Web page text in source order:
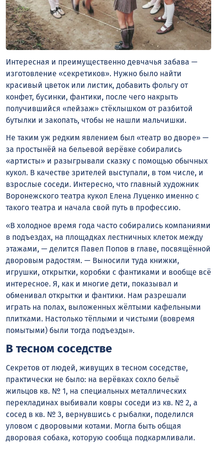
Интересная и преимущественно девчачья забава —
изготовление «секретиков». Нужно было найти
красивый цветок или листик, добавить фольгу от
конфет, бусинки, фантики, после чего накрыть
получившийся «пейзаж» стёклышком от разбитой
бутылки и закопать, чтобы не нашли мальчишки.
Не таким уж редким явлением был «театр во дворе» —
за простынёй на бельевой верёвке собирались
«артисты» и разыгрывали сказку с помощью обычных
кукол. В качестве зрителей выступали, в том числе, и
взрослые соседи. Интересно, что главный художник
Воронежского театра кукол Елена Луценко именно с
такого театра и начала свой путь в профессию.
«В холодное время года часто собирались компаниями
в подъездах, на площадках лестничных клеток между
этажами, — делится Павел Попов в главе, посвящённой
дворовым радостям. — Выносили туда книжки,
игрушки, открытки, коробки с фантиками и вообще всё
интересное. Я, как и многие дети, показывал и
обменивал открытки и фантики. Нам разрешали
играть на полах, выложенных жёлтыми кафельными
плитками. Настолько тёплыми и чистыми (вовремя
помытыми) были тогда подъезды».
В тесном соседстве
Секретов от людей, живущих в тесном соседстве,
практически не было: на верёвках сохло бельё
жильцов кв. № 1, на специальных металлических
перекладинах выбивали ковры соседи из кв. № 2, а
сосед в кв. № 3, вернувшись с рыбалки, поделился
уловом с дворовыми котами. Могла быть общая
дворовая собака, которую сообща подкармливали.